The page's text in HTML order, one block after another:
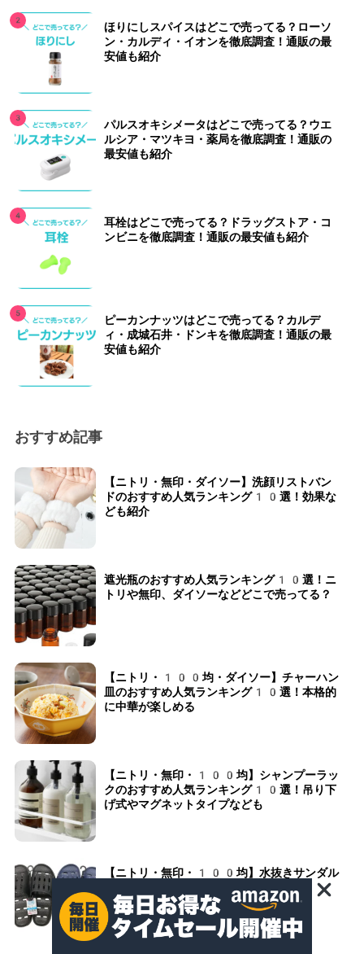
ほりにしスパイスはどこで売ってる？ローソ
ン・カルディ・イオンを徹底調査！通販の最
安値も紹介
パルスオキシメータはどこで売ってる？ウエ
ルシア・マツキヨ・薬局を徹底調査！通販の
最安値も紹介
耳栓はどこで売ってる？ドラッグストア・コ
ンビニを徹底調査！通販の最安値も紹介
ピーカンナッツはどこで売ってる？カルデ
ィ・成城石井・ドンキを徹底調査！通販の最
安値も紹介
おすすめ記事
【ニトリ・無印・ダイソー】洗顔リストバン
ドのおすすめ人気ランキング10選！効果な
ども紹介
遮光瓶のおすすめ人気ランキング10選！ニ
トリや無印、ダイソーなどどこで売ってる？
【ニトリ・100均・ダイソー】チャーハン
皿のおすすめ人気ランキング10選！本格的
に中華が楽しめる
【ニトリ・無印・100均】シャンプーラッ
クのおすすめ人気ランキング10選！吊り下
げ式やマグネットタイプなども
【ニトリ・無印・100均】水抜きサンダル
のおすすめ人気ランキング10選！水がたま
らないベランダで履けるものなど